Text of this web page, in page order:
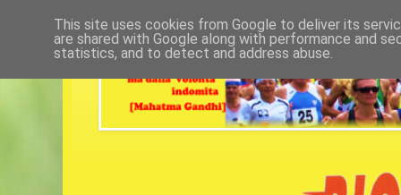
This site uses cookies from Google to deliver its
are shared with Google along with performance and
statistics, and to detect and address abuse.